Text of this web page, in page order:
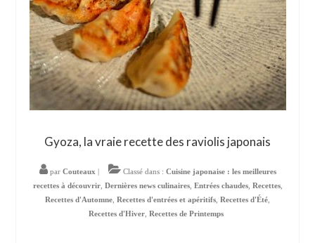
Gyoza, la vraie recette des raviolis japonais
par Couteaux Classé dans : Cuisine japonaise : les meilleures
recettes à découvrir, Dernières news culinaires, Entrées chaudes, Recettes,
Recettes d'Automne Recettes d'entrées et apéritifs Recettes d'Été
Recettes d'Hiver, Recettes de Printemps